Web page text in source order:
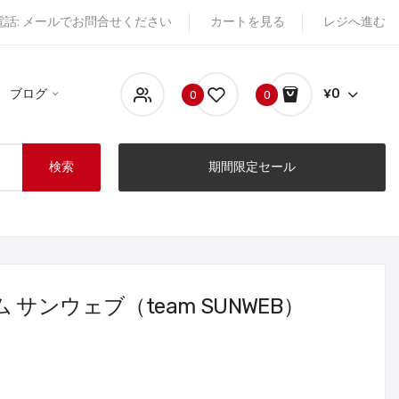
話: メールでお問合せください カートを見る レジへ進む
ブログ 0 0 ¥0
検索 期間限定セール
サンウェブ（team SUNWEB）